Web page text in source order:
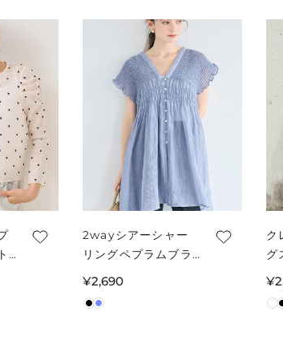
2wayシアーシャー
リングペプラムブラ
ウス レディース メ
ール便不可
通
常
¥2,690
ク
グ
ス
通
常